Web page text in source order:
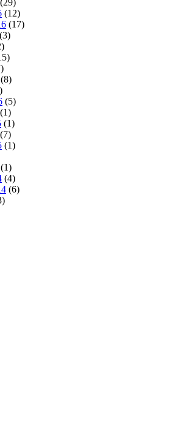
(29)
(12)
(17)
(3)
(8)
(5)
(1)
(1)
(7)
(1)
(1)
(4)
(6)